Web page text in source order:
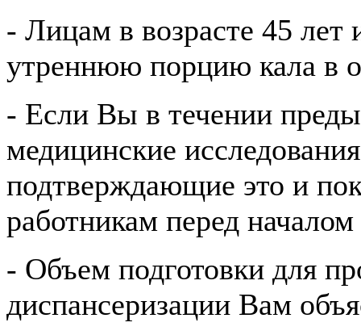
- Лицам в возрасте 45 лет
утреннюю порцию кала в
- Если Вы в течении
медицинские
подтверждающие это и
работникам перед
- Объем подготовки для
диспансеризации Вам